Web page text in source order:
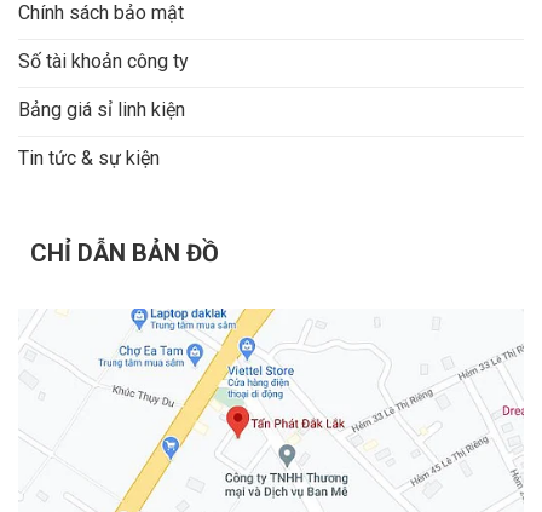
Chính sách bảo mật
Số tài khoản công ty
Bảng giá sỉ linh kiện
Tin tức & sự kiện
CHỈ DẪN BẢN ĐỒ